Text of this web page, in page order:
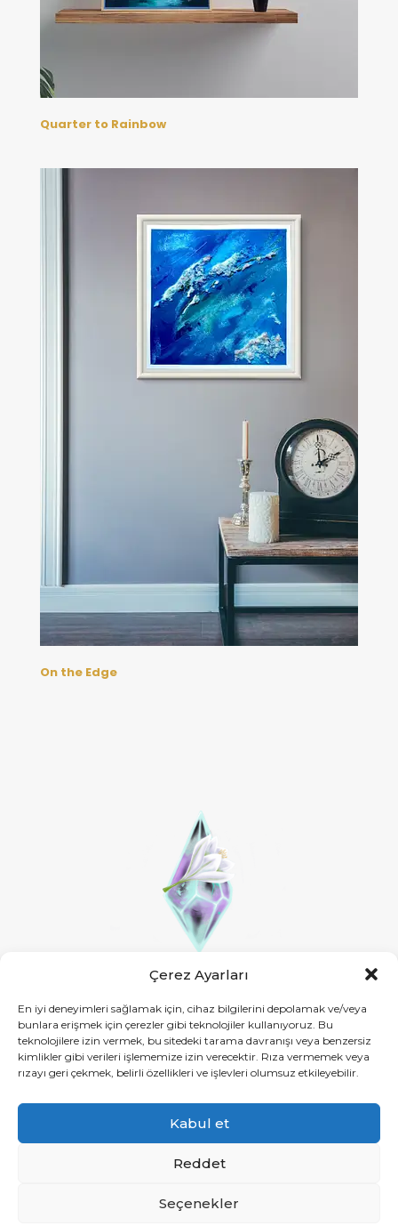
Çerez Ayarları
En iyi deneyimleri sağlamak için, cihaz bilgilerini depolamak ve/veya
bunlara erişmek için çerezler gibi teknolojiler kullanıyoruz. Bu
teknolojilere izin vermek, bu sitedeki tarama davranışı veya benzersiz
kimlikler gibi verileri işlememize izin verecektir. Rıza vermemek veya
rızayı geri çekmek, belirli özellikleri ve işlevleri olumsuz etkileyebilir.
Kabul et
Reddet
Seçenekler
Quarter to Rainbow
On the Edge
Contact:cidemyogurtcular.art@gmail.com
English Türkçe